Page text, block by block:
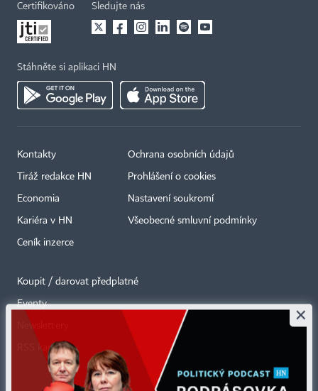
Certifikováno Sledujte nás
Stáhněte si aplikaci HN
Kontakty
Tiráž redakce HN
Economia
Kariéra v HN
Ceník inzerce
Ochrana osobních údajů
Prohlášení o cookies
Nastavení soukromí
Všeobecné smluvní podmínky
Koupit / darovat předplatné
Eventy
Newslettery
RSS kanály
×